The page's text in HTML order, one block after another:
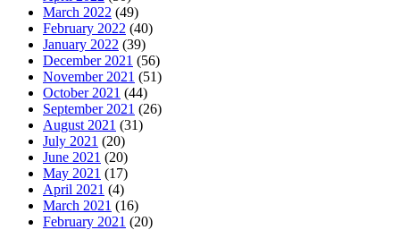
March 2022 (49)
February 2022 (40)
January 2022 (39)
December 2021 (56)
November 2021 (51)
October 2021 (44)
September 2021 (26)
August 2021 (31)
July 2021 (20)
June 2021 (20)
May 2021 (17)
April 2021 (4)
March 2021 (16)
February 2021 (20)